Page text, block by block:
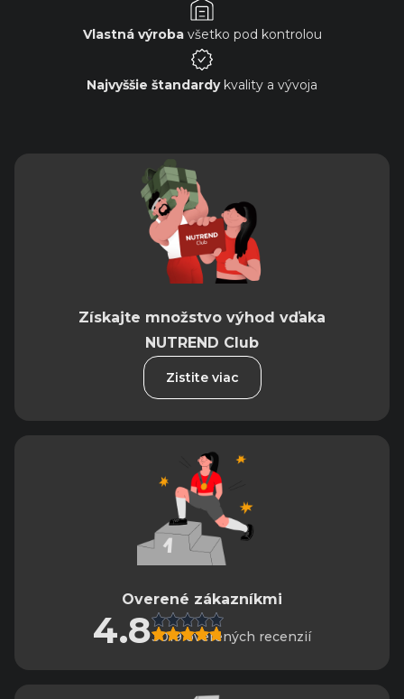
Vlastná výrobavšetko pod kontrolou
Najvyššie štandardykvality a vývoja
Získajte množstvo výhod vďaka
NUTREND Club
Zistite viac
Overené zákazníkmi
4.83019 overených recenzií